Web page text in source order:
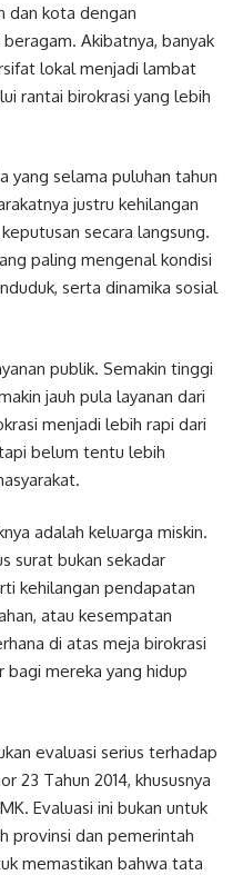
dan kota dengan
Akibatnya, banyak
lokal menjadi lambat
rantai birokrasi yang lebih
yang selama puluhan tahun
justru kehilangan
secara langsung.
paling mengenal kondisi
serta dinamika sosial
publik. Semakin tinggi
jauh pula layanan dari
menjadi lebih rapi dari
belum tentu lebih
adalah keluarga miskin.
surat bukan sekadar
kehilangan pendapatan
atau kesempatan
di atas meja birokrasi
bagi mereka yang hidup
evaluasi serius terhadap
23 Tahun 2014, khususnya
Evaluasi ini bukan untuk
provinsi dan pemerintah
memastikan bahwa tata